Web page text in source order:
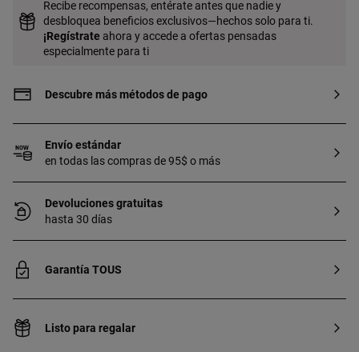
Recibe recompensas, entérate antes que nadie y
desbloquea beneficios exclusivos—hechos solo para ti.
¡Regístrate ahora y accede a ofertas pensadas
especialmente para ti
Descubre más métodos de pago
Envío estándar
en todas las compras de 95$ o más
Devoluciones gratuitas
hasta 30 días
Garantía TOUS
Listo para regalar